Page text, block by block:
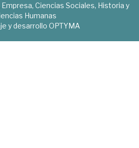
Ciencias Sociales, Historia y
Humanas
y desarrollo OPTYMA